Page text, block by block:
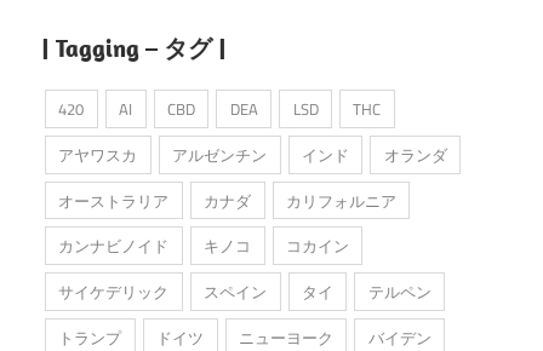
| Tagging – タグ |
420 AI CBD DEA LSD
THC
アヤワスカ
アルゼンチン インド
オランダ
オーストラリア
カナダ
カリフォルニア
カンナビノイド
キノコ
コカイン
サイケデリック
スペイン タイ
テルペン
トランプ
ドイツ ニューヨーク
バイデン